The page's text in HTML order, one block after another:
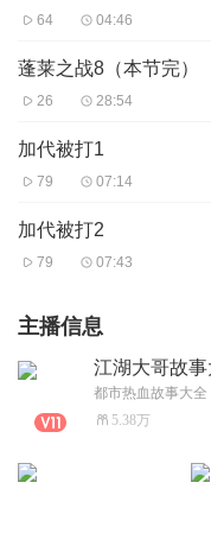
64 04:46
蓬莱之战8（本节完）
26 28:54
加代被打1
79 07:14
加代被打2
79 07:43
主播信息
江湖大哥故事
5.38万